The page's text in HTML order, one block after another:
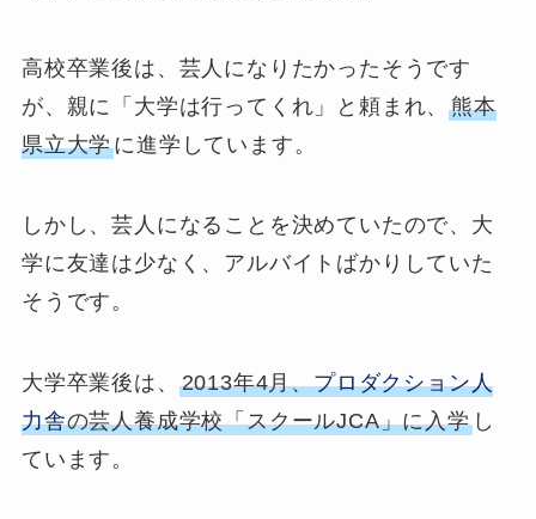
高校卒業後は、芸人になりたかったそうです
が、親に「大学は行ってくれ」と頼まれ、熊本
県立大学に進学しています。
しかし、芸人になることを決めていたので、大
学に友達は少なく、アルバイトばかりしていた
そうです。
大学卒業後は、 2013年4月、プロダクション人
力舎の芸人養成学校「スクールJCA」に入学し
ています。